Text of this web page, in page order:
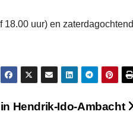
uur) en zaterdagochtend
Hendrik-Ido-Ambacht